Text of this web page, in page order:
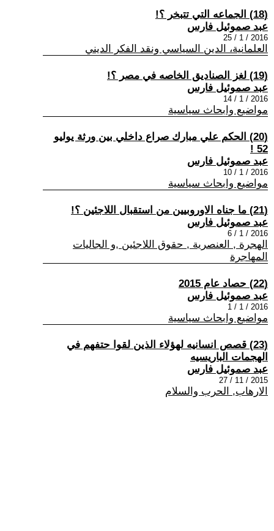
(18) الجماعه التي تتبخر ؟!
عبد صموئيل فارس
2016 / 1 / 25
العلمانية، الدين السياسي ونقد الفكر الديني
(19) لغز الصناديق الخاصه في مصر ؟!
عبد صموئيل فارس
2016 / 1 / 14
مواضيع وابحاث سياسية
(20) الحكم علي مبارك صراع داخلي بين ورثة يوليو
52 !
عبد صموئيل فارس
2016 / 1 / 10
مواضيع وابحاث سياسية
(21) ما جناه الاوروبيين من استقبال اللاجئين ؟!
عبد صموئيل فارس
2016 / 1 / 6
الهجرة , العنصرية , حقوق اللاجئين ,و الجاليات
المهاجرة
(22) حصاد عام 2015
عبد صموئيل فارس
2016 / 1 / 1
مواضيع وابحاث سياسية
(23) قصص انسانيه لهؤلاء الذين لقوا حتفهم في
الهجمات الباريسيه
عبد صموئيل فارس
2015 / 11 / 27
الارهاب, الحرب والسلام